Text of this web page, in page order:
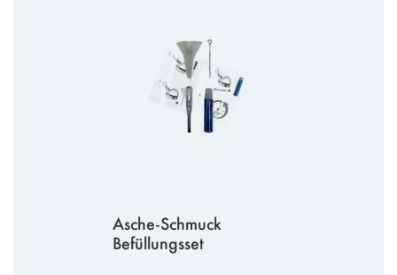
Asche-Schmuck
Befüllungsset